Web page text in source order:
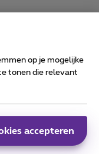
op je mogelijke
tonen die relevant
accepteren